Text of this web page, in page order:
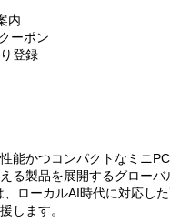
内
ーポン
登録
能かつコンパクトなミニ
る製品を展開するグローバ
ローカルAI時代に対応し
します。